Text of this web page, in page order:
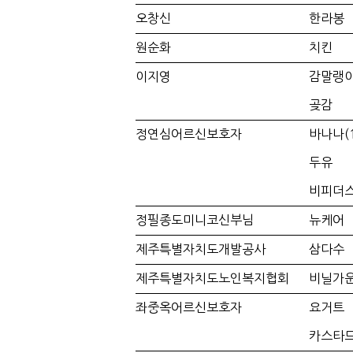
오창신 한라봉
원순화 치킨
이지영 감말랭이
곶감
정연심어르신보호자 바나나
두유
비피더
정필종도미니코신부님 뉴케어
제주특별자치도개발공사 삼다수
제주특별자치도노인복지협회 비닐가
좌중옥어르신보호자 요거트
카스타